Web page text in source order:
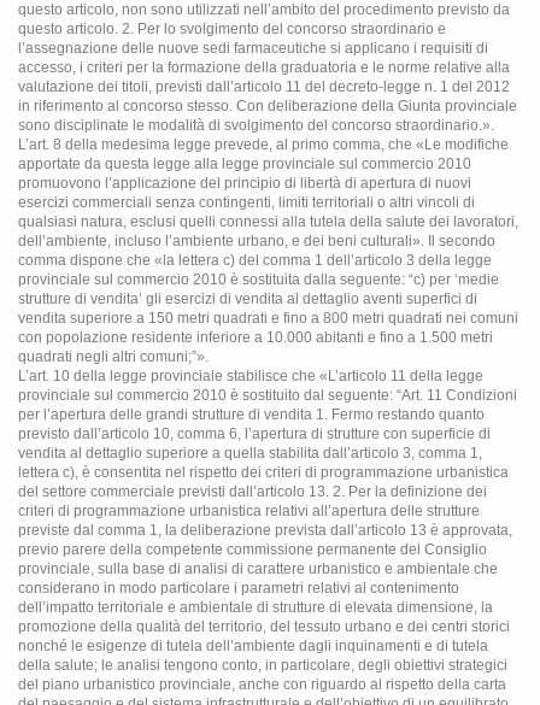
questo articolo, non sono utilizzati nell’ambito del procedimento previsto da
questo articolo. 2. Per lo svolgimento del concorso straordinario e
l’assegnazione delle nuove sedi farmaceutiche si applicano i requisiti di
accesso, i criteri per la formazione della graduatoria e le norme relative alla
valutazione dei titoli, previsti dall’articolo 11 del decreto-legge n. 1 del 2012
in riferimento al concorso stesso. Con deliberazione della Giunta provinciale
sono disciplinate le modalità di svolgimento del concorso straordinario.».
L’art. 8 della medesima legge prevede, al primo comma, che «Le modifiche
apportate da questa legge alla legge provinciale sul commercio 2010
promuovono l’applicazione del principio di libertà di apertura di nuovi
esercizi commerciali senza contingenti, limiti territoriali o altri vincoli di
qualsiasi natura, esclusi quelli connessi alla tutela della salute dei lavoratori,
dell’ambiente, incluso l’ambiente urbano, e dei beni culturali». Il secondo
comma dispone che «la lettera c) del comma 1 dell’articolo 3 della legge
provinciale sul commercio 2010 è sostituita dalla seguente: “c) per ‘medie
strutture di vendita’ gli esercizi di vendita al dettaglio aventi superfici di
vendita superiore a 150 metri quadrati e fino a 800 metri quadrati nei comuni
con popolazione residente inferiore a 10.000 abitanti e fino a 1.500 metri
quadrati negli altri comuni;”».
L’art. 10 della legge provinciale stabilisce che «L’articolo 11 della legge
provinciale sul commercio 2010 è sostituito dal seguente: “Art. 11 Condizioni
per l’apertura delle grandi strutture di vendita 1. Fermo restando quanto
previsto dall’articolo 10, comma 6, l’apertura di strutture con superficie di
vendita al dettaglio superiore a quella stabilita dall’articolo 3, comma 1,
lettera c), è consentita nel rispetto dei criteri di programmazione urbanistica
del settore commerciale previsti dall’articolo 13. 2. Per la definizione dei
criteri di programmazione urbanistica relativi all’apertura delle strutture
previste dal comma 1, la deliberazione prevista dall’articolo 13 è approvata,
previo parere della competente commissione permanente del Consiglio
provinciale, sulla base di analisi di carattere urbanistico e ambientale che
considerano in modo particolare i parametri relativi al contenimento
dell’impatto territoriale e ambientale di strutture di elevata dimensione, la
promozione della qualità del territorio, del tessuto urbano e dei centri storici
nonché le esigenze di tutela dell’ambiente dagli inquinamenti e di tutela
della salute; le analisi tengono conto, in particolare, degli obiettivi strategici
del piano urbanistico provinciale, anche con riguardo al rispetto della carta